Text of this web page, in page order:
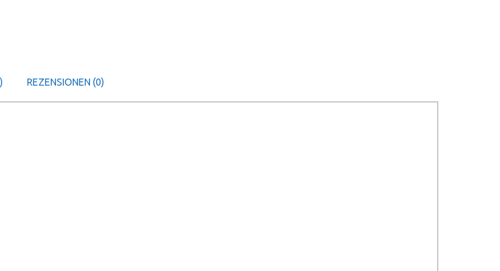
REZENSIONEN (0)